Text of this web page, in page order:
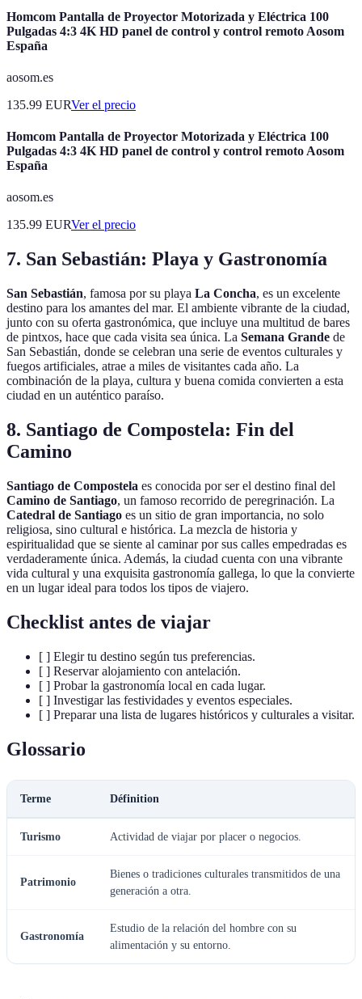
Homcom Pantalla de Proyector Motorizada y Eléctrica 100
Pulgadas 4:3 4K HD panel de control y control remoto Aosom
España
aosom.es
135.99 EURVer el precio
Homcom Pantalla de Proyector Motorizada y Eléctrica 100
Pulgadas 4:3 4K HD panel de control y control remoto Aosom
España
aosom.es
135.99 EURVer el precio
7. San Sebastián: Playa y Gastronomía
San Sebastián, famosa por su playa La Concha, es un excelente
destino para los amantes del mar. El ambiente vibrante de la ciudad,
junto con su oferta gastronómica, que incluye una multitud de bares
de pintxos, hace que cada visita sea única. La Semana Grande de
San Sebastián, donde se celebran una serie de eventos culturales y
fuegos artificiales, atrae a miles de visitantes cada año. La
combinación de la playa, cultura y buena comida convierten a esta
ciudad en un auténtico paraíso.
8. Santiago de Compostela: Fin del
Camino
Santiago de Compostela es conocida por ser el destino final del
Camino de Santiago, un famoso recorrido de peregrinación. La
Catedral de Santiago es un sitio de gran importancia, no solo
religiosa, sino cultural e histórica. La mezcla de historia y
espiritualidad que se siente al caminar por sus calles empedradas es
verdaderamente única. Además, la ciudad cuenta con una vibrante
vida cultural y una exquisita gastronomía gallega, lo que la convierte
en un lugar ideal para todos los tipos de viajero.
Checklist antes de viajar
[ ] Elegir tu destino según tus preferencias.
[ ] Reservar alojamiento con antelación.
[ ] Probar la gastronomía local en cada lugar.
[ ] Investigar las festividades y eventos especiales.
[ ] Preparar una lista de lugares históricos y culturales a visitar.
Glossario
Terme Définition
Turismo Actividad de viajar por placer o negocios.
Patrimonio
Bienes o tradiciones culturales transmitidos de una
generación a otra.
Gastronomía
Estudio de la relación del hombre con su
alimentación y su entorno.